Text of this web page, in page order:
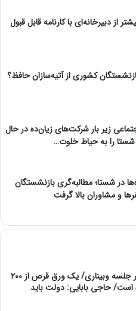
از دبیرخانه‌ای با کارنامه قابل قبول
کشوری از آتیه‌سازان حافظ؟
زیر بار شرکت‌های زیان‌ده در حال
را به حیاط خلوت…
در شستا؛ مطالبه‌گری بازنشستگان
و مشاوران بالا گرفت
حمله یک نماینده مجلس به دولت در جلسه وبیناری/ یک ورق قرص از ۲۰۰
رسیده است/ حاجی بابایی: دولت باید